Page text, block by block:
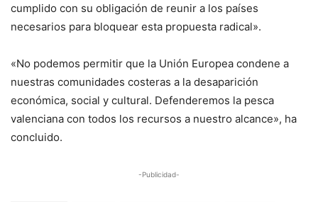
cumplido con su obligación de reunir a los países
necesarios para bloquear esta propuesta radical».
«No podemos permitir que la Unión Europea condene a
nuestras comunidades costeras a la desaparición
económica, social y cultural. Defenderemos la pesca
valenciana con todos los recursos a nuestro alcance», ha
concluido.
-Publicidad-